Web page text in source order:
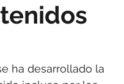
ha desarrollado la